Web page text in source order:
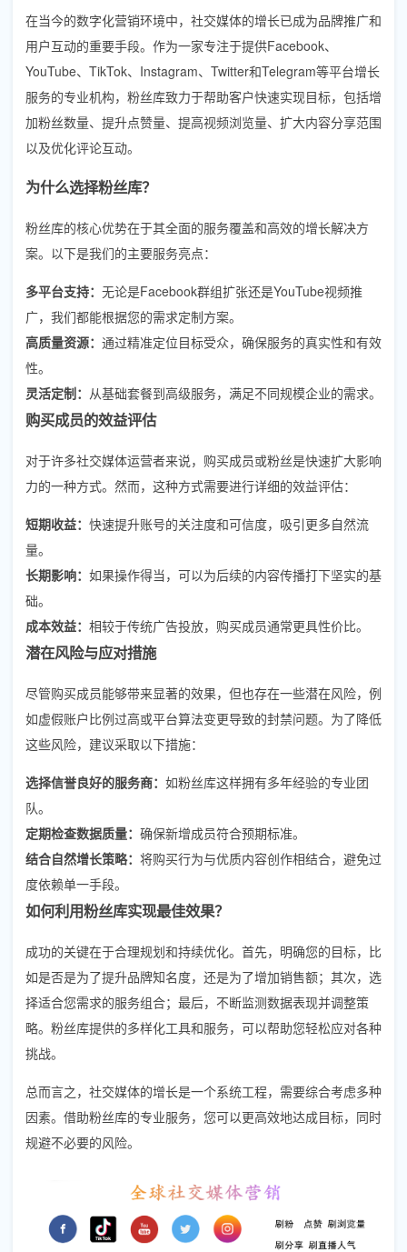
在当今的数字化营销环境中，社交媒体的增长已成为品牌推广和
用户互动的重要手段。作为一家专注于提供Facebook、
YouTube、TikTok、Instagram、Twitter和Telegram等平台增长
服务的专业机构，粉丝库致力于帮助客户快速实现目标，包括增
加粉丝数量、提升点赞量、提高视频浏览量、扩大内容分享范围
以及优化评论互动。
为什么选择粉丝库？
粉丝库的核心优势在于其全面的服务覆盖和高效的增长解决方
案。以下是我们的主要服务亮点：
多平台支持： 无论是Facebook群组扩张还是YouTube视频推
广，我们都能根据您的需求定制方案。
高质量资源： 通过精准定位目标受众，确保服务的真实性和有效
性。
灵活定制： 从基础套餐到高级服务，满足不同规模企业的需求。
购买成员的效益评估
对于许多社交媒体运营者来说，购买成员或粉丝是快速扩大影响
力的一种方式。然而，这种方式需要进行详细的效益评估：
短期收益： 快速提升账号的关注度和可信度，吸引更多自然流
量。
长期影响： 如果操作得当，可以为后续的内容传播打下坚实的基
础。
成本效益： 相较于传统广告投放，购买成员通常更具性价比。
潜在风险与应对措施
尽管购买成员能够带来显著的效果，但也存在一些潜在风险，例
如虚假账户比例过高或平台算法变更导致的封禁问题。为了降低
这些风险，建议采取以下措施：
选择信誉良好的服务商： 如粉丝库这样拥有多年经验的专业团
队。
定期检查数据质量： 确保新增成员符合预期标准。
结合自然增长策略： 将购买行为与优质内容创作相结合，避免过
度依赖单一手段。
如何利用粉丝库实现最佳效果？
成功的关键在于合理规划和持续优化。首先，明确您的目标，比
如是否是为了提升品牌知名度，还是为了增加销售额；其次，选
择适合您需求的服务组合；最后，不断监测数据表现并调整策
略。粉丝库提供的多样化工具和服务，可以帮助您轻松应对各种
挑战。
总而言之，社交媒体的增长是一个系统工程，需要综合考虑多种
因素。借助粉丝库的专业服务，您可以更高效地达成目标，同时
规避不必要的风险。